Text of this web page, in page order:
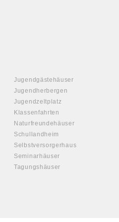
Jugendgästehäuser
Jugendherbergen
Jugendzeltplatz
Klassenfahrten
Naturfreundehäuser
Schullandheim
Selbstversorgerhaus
Seminarhäuser
Tagungshäuser